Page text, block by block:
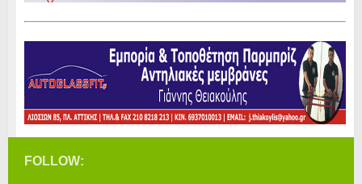
FOLLOW: